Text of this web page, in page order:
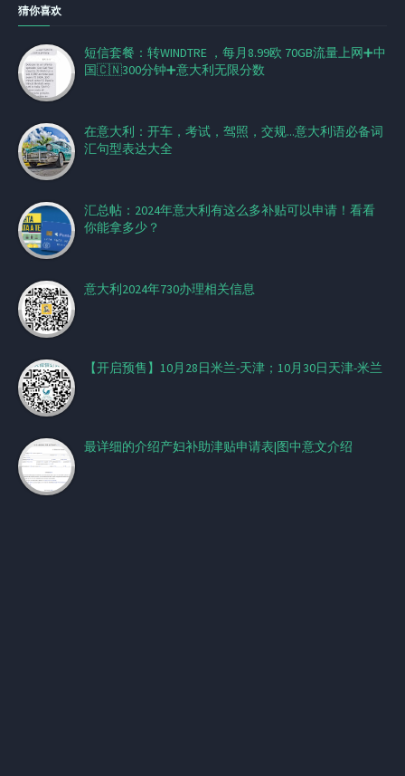
猜你喜欢
短信套餐：转WINDTRE ，每月8.99欧 70GB流量上网➕中
国🇨🇳300分钟➕意大利无限分数
在意大利：开车，考试，驾照，交规...意大利语必备词
汇句型表达大全
汇总帖：2024年意大利有这么多补贴可以申请！看看
你能拿多少？
意大利2024年730办理相关信息
【开启预售】10月28日米兰-天津；10月30日天津-米兰
最详细的介绍产妇补助津贴申请表|图中意文介绍